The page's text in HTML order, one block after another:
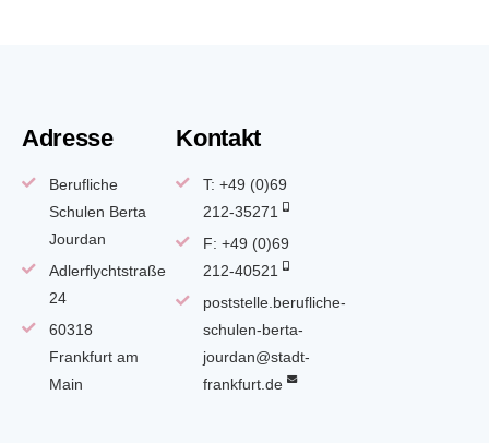
Adresse
Berufliche
Schulen Berta
Jourdan
Adlerflychtstraße
24
60318
Frankfurt am
Main
Kontakt
T: +49 (0)69
212-35271
F: +49 (0)69
212-40521
poststelle.berufliche-
schulen-berta-
jourdan@stadt-
frankfurt.de